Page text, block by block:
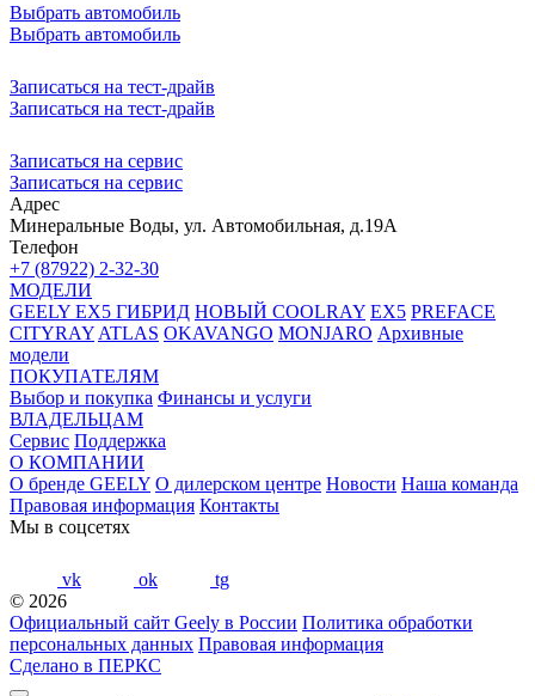
Выбрать автомобиль
Выбрать автомобиль
Записаться на тест-драйв
Записаться на тест-драйв
Записаться на сервис
Записаться на сервис
Адрес
Минеральные Воды, ул. Автомобильная, д.19А
Телефон
+7 (87922) 2-32-30
МОДЕЛИ
GEELY EX5 ГИБРИД НОВЫЙ COOLRAY EX5 PREFACE
CITYRAY ATLAS OKAVANGO MONJARO Архивные
модели
ПОКУПАТЕЛЯМ
Выбор и покупка Финансы и услуги
ВЛАДЕЛЬЦАМ
Сервис Поддержка
О КОМПАНИИ
О бренде GEELY О дилерском центре Новости Наша команда
Правовая информация Контакты
Мы в соцсетях
vk ok
tg
© 2026
Официальный сайт Geely в России Политика обработки
персональных данных Правовая информация
Сделано в ПЕРКС